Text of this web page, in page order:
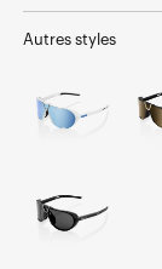
Autres styles